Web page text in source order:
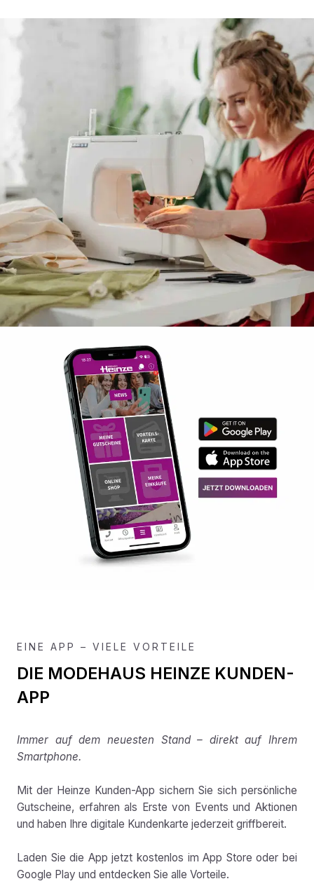
EINE APP – VIELE VORTEILE
DIE MODEHAUS HEINZE KUNDEN-
APP
Immer auf dem neuesten Stand – direkt auf Ihrem
Smartphone.
Mit der Heinze Kunden-App sichern Sie sich persönliche
Gutscheine, erfahren als Erste von Events und Aktionen
und haben Ihre digitale Kundenkarte jederzeit griffbereit.
Laden Sie die App jetzt kostenlos im App Store oder bei
Google Play und entdecken Sie alle Vorteile.